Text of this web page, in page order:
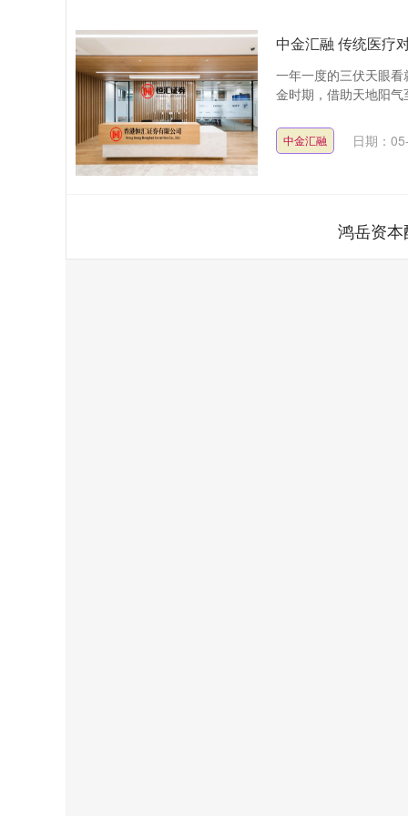
中金汇融 传统医疗
一年一度的三伏天眼
金时期，借助天地阳
中金汇融 日期：
鸿岳资